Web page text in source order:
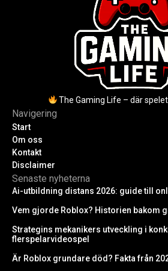
The Gaming Life – där
Navigering
Start
Om oss
Kontakt
Disclaimer
Senaste nyheterna
Ai-utbildning distans 2026: guide till
Vem gjorde Roblox? Historien bakom
Strategins mekanikers utveckling i
flerspelarvideospel
Är Roblox grundare död? Fakta från